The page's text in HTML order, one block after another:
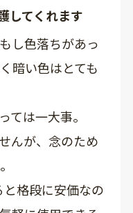
してくれます
し色落ちがあっ
暗い色はとても
ては一大事。
んが、念のため
格段に安価なの